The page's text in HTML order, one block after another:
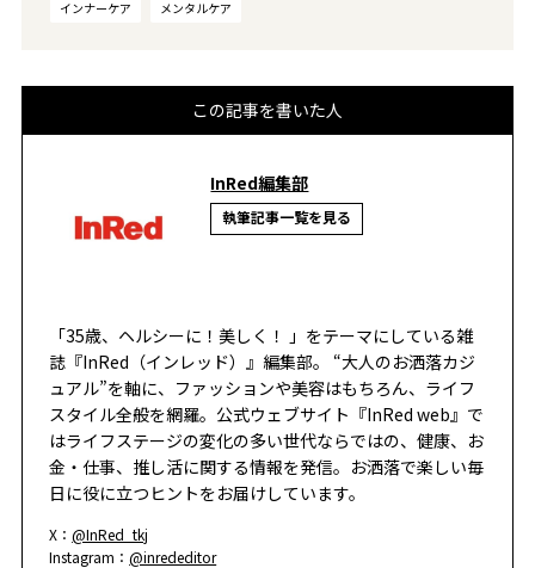
インナーケア
メンタルケア
この記事を書いた人
InRed編集部
執筆記事一覧を見る
「35歳、ヘルシーに！美しく！ 」をテーマにしている雑
誌『InRed（インレッド）』編集部。 “大人のお洒落カジ
ュアル”を軸に、ファッションや美容はもちろん、ライフ
スタイル全般を網羅。公式ウェブサイト『InRed web』で
はライフステージの変化の多い世代ならではの、健康、お
金・仕事、推し活に関する情報を発信。お洒落で楽しい毎
日に役に立つヒントをお届けしています。
X：@InRed_tkj
Instagram：@inrededitor